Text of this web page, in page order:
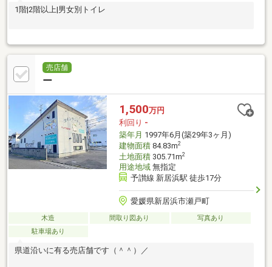
1階|2階以上|男女別トイレ
売店舗
ー
1,500万円
利回り -
築年月 1997年6月(築29年3ヶ月)
建物面積84.83m2
土地面積305.71m2
用途地域無指定
予讃線 新居浜駅 徒歩17分
愛媛県新居浜市瀬戸町
木造 間取り図あり
写真あり
駐車場あり
県道沿いに有る売店舗です（＾＾）／